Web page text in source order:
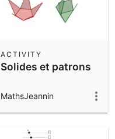
Solides et patrons
ACTIVITY
MathsJeannin